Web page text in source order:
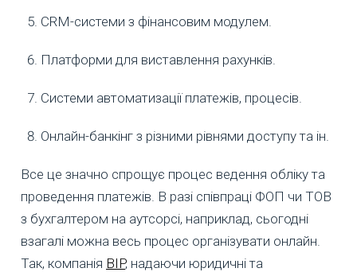
CRM-системи з фінансовим модулем.
Платформи для виставлення рахунків.
Системи автоматизації платежів, процесів.
Онлайн-банкінг з різними рівнями доступу та ін.
Все це значно спрощує процес ведення обліку та
проведення платежів. В разі співпраці ФОП чи ТОВ
з бухгалтером на аутсорсі, наприклад, сьогодні
взагалі можна весь процес організувати онлайн.
Так, компанія BIP, надаючи юридичні та